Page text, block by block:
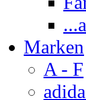
Marken
A - F